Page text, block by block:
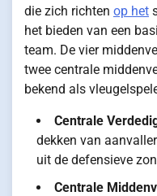
die zich richten op het
het bieden van een
team. De vier
twee centrale
bekend als
Centrale
dekken van
uit de defensieve
Centrale